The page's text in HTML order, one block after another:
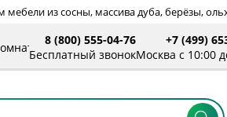
из сосны, массива дуба, берёзы,
8 (800) 555-04-76
Бесплатный звонок
+7 (499)
Москва с 10:00